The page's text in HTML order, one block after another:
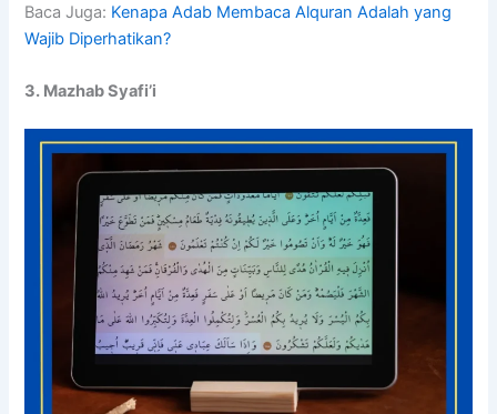
Baca Juga: Kenapa Adab Membaca Alquran Adalah yang
Wajib Diperhatikan?
3. Mazhab Syafi’i